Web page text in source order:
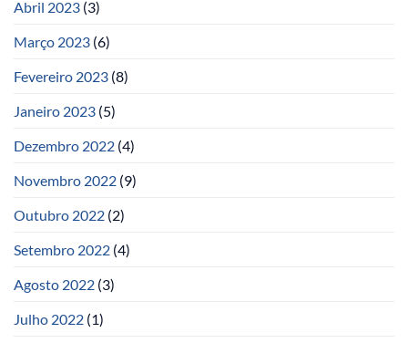
Abril 2023 (3)
Março 2023 (6)
Fevereiro 2023 (8)
Janeiro 2023 (5)
Dezembro 2022 (4)
Novembro 2022 (9)
Outubro 2022 (2)
Setembro 2022 (4)
Agosto 2022 (3)
Julho 2022 (1)